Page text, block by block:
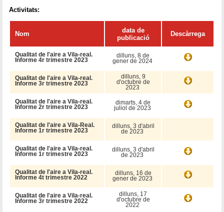
Activitats:
Nom
data de
publicació
Descàrrega
Qualitat de l'aire a Vila-real.
Informe 4r trimestre 2023
dilluns, 8 de
gener de 2024
Qualitat de l'aire a Vila-real.
Informe 3r trimestre 2023
dilluns, 9
d'octubre de
2023
Qualitat de l'aire a Vila-real.
Informe 2r trimestre 2023
dimarts, 4 de
juliol de 2023
Qualitat de l'aire a Vila-Real.
Informe 1r trimestre 2023
dilluns, 3 d'abril
de 2023
Qualitat de l'aire a Vila-real.
Informe 1r trimestre 2023
dilluns, 3 d'abril
de 2023
Qualitat de l'aire a Vila-real.
Informe 4t trimestre 2022
dilluns, 16 de
gener de 2023
Qualitat de l'aire a Vila-real.
Informe 3r trimestre 2022
dilluns, 17
d'octubre de
2022